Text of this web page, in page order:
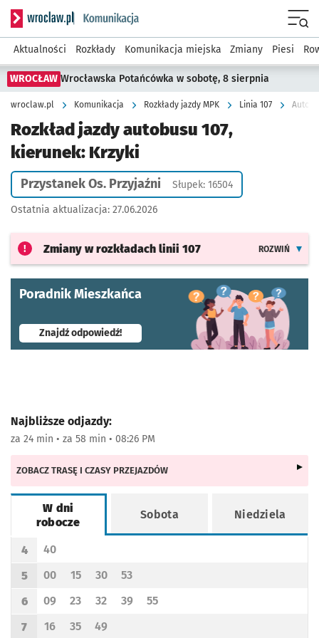
Serwis informacyjny wroclaw.pl podserwis: Komunikacja
Aktualności Rozkłady Komunikacja miejska Zmiany Piesi
WROCŁAW Wrocławska Potańcówka w sobotę, 8 sierpnia
wroclaw.pl Komunikacja Rozkłady jazdy MPK Linia 107
Rozkład jazdy autobusu 107,
kierunek: Krzyki
Przystanek Os. Przyjaźni Słupek: 16504
Ostatnia aktualizacja: 27.06.2026
Zmiany w rozkładach linii 107 ROZWIŃ
Poradnik Mieszkańca
Znajdź odpowiedź!- otworzy się w nowej karcie
Najbliższe odjazdy:
za 24 min • za 58 min • 08:26 PM
ZOBACZ TRASĘ I CZASY PRZEJAZDÓW
W dni
robocze
Sobota Niedziela
Rozkład jazdy -
Godzina odjazdu
4
Odjazd
40
minut po godzinie 4
Godzina odjazdu
5
Odjazd
00
minut po godzinie 5
Odjazd
15
minut po godzinie 5
Odjazd
30
minut po godzinie 5
Odjazd
53
minut po godzinie 5
Godzina odjazdu
6
Odjazd
09
minut po godzinie 6
Odjazd
23
minut po godzinie 6
Odjazd
32
minut po godzinie 6
Odjazd
39
minut po godzinie 6
Odjazd
55
minut po godzinie 6
Godzina odjazdu
7
Odjazd
16
minut po godzinie 7
Odjazd
35
minut po godzinie 7
Odjazd
49
minut po godzinie 7